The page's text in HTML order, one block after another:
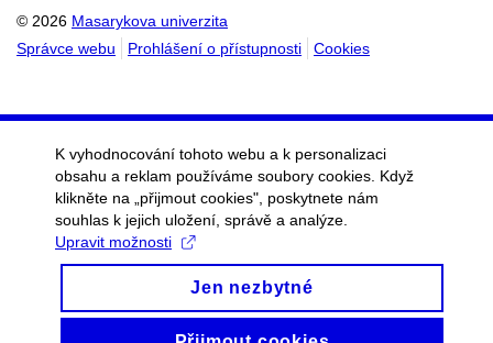
© 2026 Masarykova univerzita
Správce webu
Prohlášení o přístupnosti Cookies
K vyhodnocování tohoto webu a k personalizaci
obsahu a reklam používáme soubory cookies. Když
klikněte na „přijmout cookies", poskytnete nám
souhlas k jejich uložení, správě a analýze.
Upravit možnosti
Jen nezbytné